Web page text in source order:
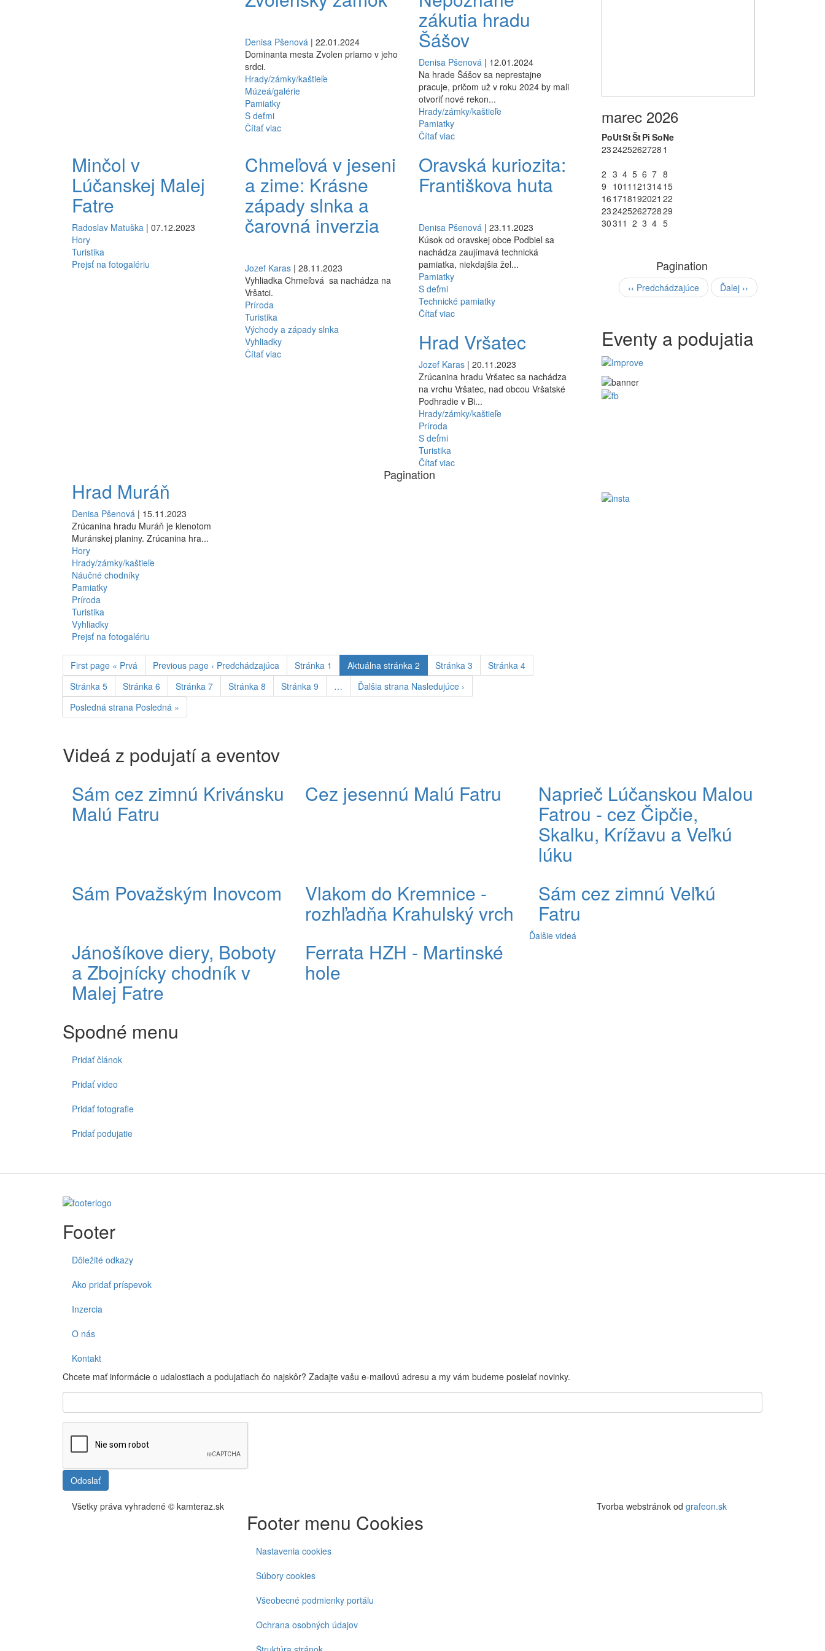
Denisa Pšenová | 22.01.2024
Dominanta mesta Zvolen priamo v jeho
srdci.
Hrady/zámky/kaštieľe
Múzeá/galérie
Pamiatky
S deťmi
Čítať viac
zákutia hradu
Šášov
Denisa Pšenová| 12.01.2024
Na hrade Šášov sa neprestajne
pracuje, pričom už v roku 2024 by mali
otvoriť nové rekon...
Hrady/zámky/kaštieľe
Pamiatky
Čítať viac
Minčol v
Lúčanskej Malej
Fatre
Radoslav Matuška | 07.12.2023
Hory
Turistika
Prejsť na fotogalériu
Chmeľová v jeseni
a zime: Krásne
západy slnka a
čarovná inverzia
Jozef Karas | 28.11.2023
Vyhliadka Chmeľová sa nachádza na
Vršatci.
Príroda
Turistika
Východy a západy slnka
Vyhliadky
Čítať viac
Oravská kuriozita:
Františkova huta
Denisa Pšenová| 23.11.2023
Kúsok od oravskej obce Podbiel sa
nachádza zaujímavá technická
pamiatka, niekdajšia žel...
Pamiatky
S deťmi
Technické pamiatky
Čítať viac
Hrad Vršatec
Jozef Karas| 20.11.2023
Zrúcanina hradu Vršatec sa nachádza
na vrchu Vršatec, nad obcou Vršatské
Podhradie v Bi...
Hrady/zámky/kaštieľe
Príroda
S deťmi
Turistika
Čítať viac
Hrad Muráň
Denisa Pšenová | 15.11.2023
Zrúcanina hradu Muráň je klenotom
Muránskej planiny. Zrúcanina hra...
Hory
Hrady/zámky/kaštieľe
Náučné chodníky
Pamiatky
Príroda
Turistika
Vyhliadky
Prejsť na fotogalériu
Pagination
First page « Prvá Previous page ‹ Predchádzajúca Stránka 1 Aktuálna stránka 2 Stránka 3 Stránka 4
Stránka 5 Stránka 6 Stránka 7 Stránka 8 Stránka 9 … Ďalšia strana Nasledujúce ›
Posledná strana Posledná »
marec 2026
PoUtStŠtPi SoNe
232425262728 1
2 3 4 5 6 7 8
9 1011 12131415
16 1718192021 22
23242526272829
3031 1 2 3 4 5
Pagination
‹‹ Predchádzajúce Ďalej ››
Eventy a podujatia
Videá z podujatí a eventov
Sám cez zimnú Krivánsku
Malú Fatru
Cez jesennú Malú Fatru Naprieč Lúčanskou Malou
Fatrou - cez Čipčie,
Skalku, Krížavu a Veľkú
lúku
Sám Považským Inovcom
Vlakom do Kremnice -
rozhľadňa Krahulský vrch
Sám cez zimnú Veľkú
Fatru
Jánošíkove diery, Boboty
a Zbojnícky chodník v
Malej Fatre
Ferrata HZH - Martinské
hole
Ďalšie videá
Spodné menu
Pridať článok
Pridať video
Pridať fotografie
Pridať podujatie
Footer
Dôležité odkazy
Ako pridať príspevok
Inzercia
O nás
Kontakt
Chcete mať informácie o udalostiach a podujatiach čo najskôr? Zadajte vašu e-mailovú adresu a my vám budeme posielať novinky.
Odoslať
Všetky práva vyhradené © kamteraz.sk
Footer menu Cookies
Nastavenia cookies
Súbory cookies
Všeobecné podmienky portálu
Ochrana osobných údajov
Tvorba webstránok od grafeon.sk